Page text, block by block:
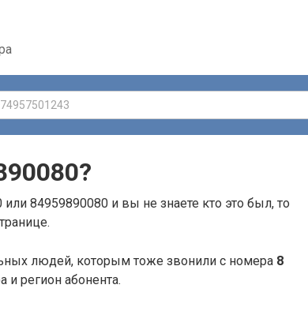
?
84959890080 и вы не знаете кто это был, то
людей, которым тоже звонили с номера 8
и регион абонента.